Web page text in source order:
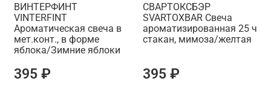
ВИНТЕРФИНТ
VINTERFINT
Ароматическая свеча в
мет.конт., в форме
яблока/Зимние яблоки
395 ₽
СВАРТОКСБЭР
SVARTOXBАR Свеча
ароматизированная 25 ч
стакан, мимоза/желтая
395 ₽